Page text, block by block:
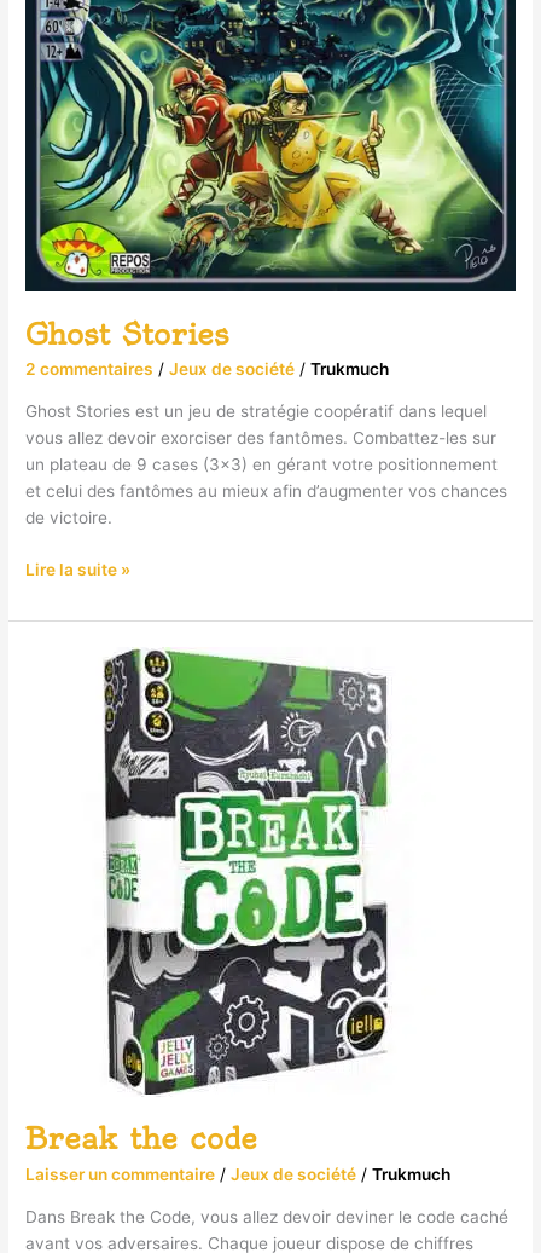
Ghost Stories
2 commentaires /Jeux de société /Trukmuch
Ghost Stories est un jeu de stratégie coopératif dans lequel
vous allez devoir exorciser des fantômes. Combattez-les sur
un plateau de 9 cases (3×3) en gérant votre positionnement
et celui des fantômes au mieux afin d’augmenter vos chances
de victoire.
Lire la suite »
Break the code
Laisser un commentaire /Jeux de société /Trukmuch
Dans Break the Code, vous allez devoir deviner le code caché
avant vos adversaires. Chaque joueur dispose de chiffres